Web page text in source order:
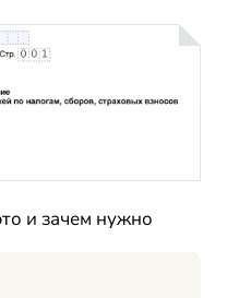
и зачем нужно